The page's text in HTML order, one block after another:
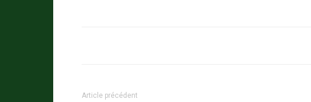
Article précédent